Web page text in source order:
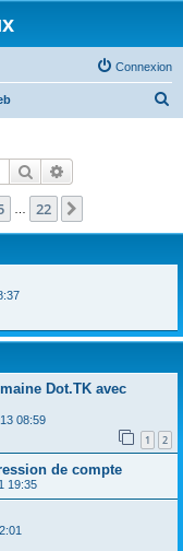
Connexion
r
Rechercher
22
Dot.TK avec
08:59
1 2
de compte
19:35